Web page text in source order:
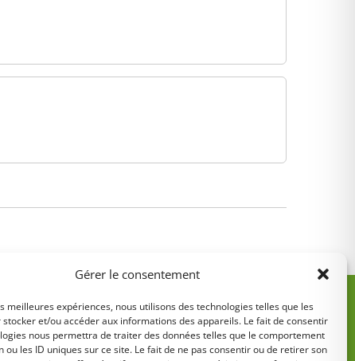
Gérer le consentement
meilleures expériences, nous utilisons des technologies telles que les
stocker et/ou accéder aux informations des appareils. Le fait de consentir
nous permettra de traiter des données telles que le comportement
ou les ID uniques sur ce site. Le fait de ne pas consentir ou de retirer son